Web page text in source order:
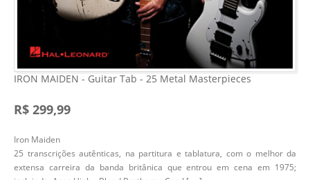
IRON MAIDEN - Guitar Tab - 25 Metal Masterpieces
R$ 299,99
Iron Maiden
25 transcrições autênticas, na partitura e tablatura, com o melhor da
extensa carreira da banda britânica que entrou em cena em 1975;